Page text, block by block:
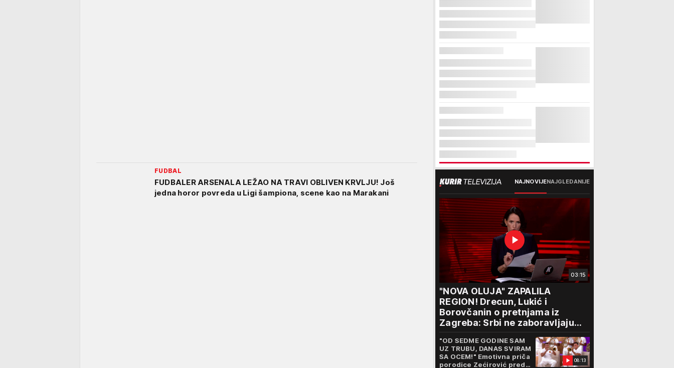
FUDBAL
FUDBALER ARSENALA LEŽAO NA TRAVI OBLIVEN KRVLJU! Još
jedna horor povreda u Ligi šampiona, scene kao na Marakani
NAJNOVIJENAJGLEDANIJE
03:15
"NOVA OLUJA" ZAPALILA
REGION! Drecun, Lukić i
Borovčanin o pretnjama iz
Zagreba: Srbi ne zaboravljaju
progon
08:13
"OD SEDME GODINE SAM
UZ TRUBU, DANAS SVIRAM
SA OCEM!" Emotivna priča
porodice Zećirović pred